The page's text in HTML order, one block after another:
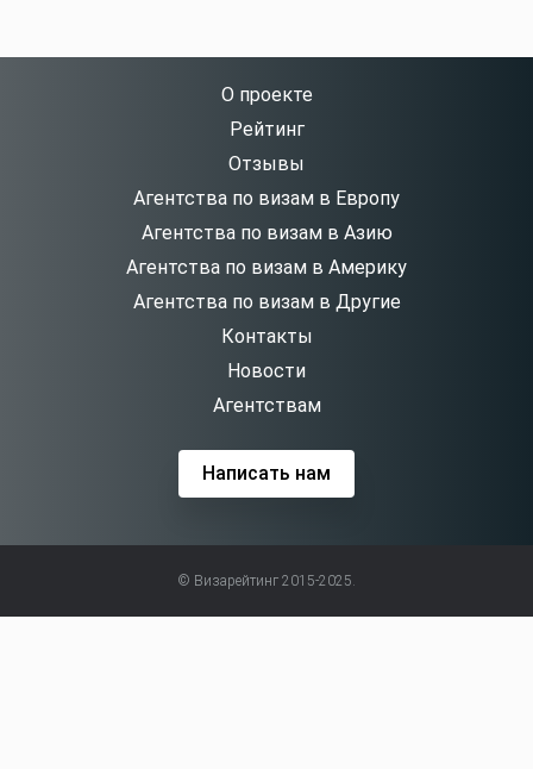
О проекте
Рейтинг
Отзывы
Агентства по визам в Европу
Агентства по визам в Азию
Агентства по визам в Америку
Агентства по визам в Другие
Контакты
Новости
Агентствам
Написать нам
© Визарейтинг 2015-2025.